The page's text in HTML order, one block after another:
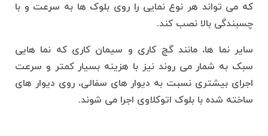
که می تواند هر نوع نمایی را روی بلوک ها به سرعت و با
چسبندگی بالا نصب کند.
سایر نما ها، مانند گچ کاری و سیمان کاری که نما هایی
سبک به شمار می روند نیز با هزینه بسیار کمتر و سرعت
اجرای بیشتری نسبت به دیوار های سفالی، روی دیوار های
ساخته شده با بلوک اتوکلاوی اجرا می شوند.